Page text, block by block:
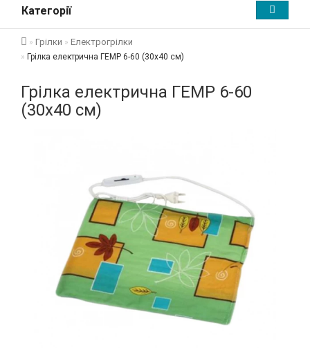
Категорії
Грілки Електрогрілки
Грілка електрична ГЕМР 6-60 (30х40 см)
Грілка електрична ГЕМР 6-60
(30х40 см)